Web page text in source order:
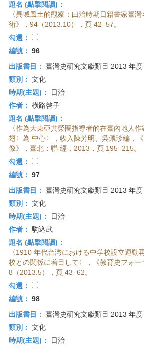
題名 (點擊閱讀)：
〈異域風土的觀察：曰治時期日籍畫家臺
術》，94（2013.10），頁 42–57。
勾選：
編號： 96
出版書目： 臺灣史研究文獻類目 2013 年度
類別： 文化
時期(主題)：
日治
作者： 橫路啓子
題名 (點擊閱讀)：
〈作為大東亞共榮圈指導者的在臺內地人
翅〉為 中心〉，收入陳芳明、吳佩珍編，
像》，臺北：聯 經，2013，頁 195–215。
勾選：
編號： 97
出版書目： 臺灣史研究文獻類目 2013 年度
類別： 文化
時期(主題)：
日治
作者： 駒込武
題名 (點擊閱讀)：
〈1910 年代台湾における中学校設立運動
校との関係に着目して〉，《教育史フォー
8（2013.5），頁 43–62。
勾選：
編號： 98
出版書目： 臺灣史研究文獻類目 2013 年度
類別： 文化
時期(主題)：
日治